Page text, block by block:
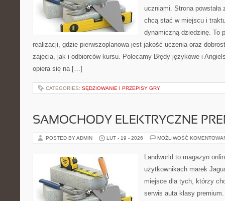
uczniami. Strona
chcą stać w miejscu i
dynamiczną dziedzinę. To
realizacji, gdzie pierwszoplanowa jest jakość uczenia oraz
zajęcia, jak i odbiorców kursu. Polecamy Błędy językowe i
opiera się na […]
CATEGORIES: SĘDZIOWANIE I PRZEPISY GRY
SAMOCHODY ELEKTRYCZNE
POSTED BY ADMIN LUT - 19 - 2026 MOŻLIWOŚĆ
Landworld to magazyn
użytkownikach marek
miejsce dla tych, którzy
serwis auta klasy